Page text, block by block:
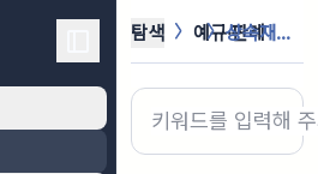
탐색 예규·판례 상속재산가액 및 과세가액에 포함되는 ...